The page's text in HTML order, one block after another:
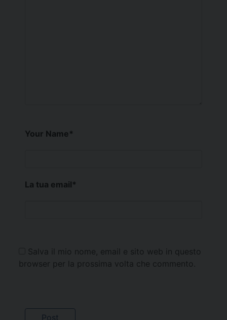
Your Name*
La tua email*
Salva il mio nome, email e sito web in questo
browser per la prossima volta che commento.